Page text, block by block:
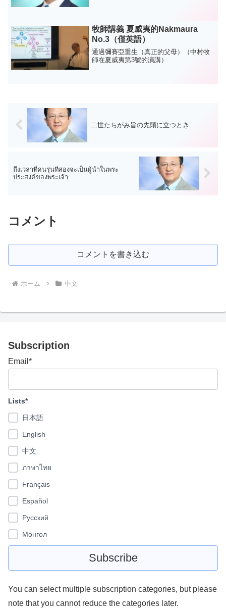
樣一個小組，長老圓...
牧師講義 夏威夷的Nakmaura
No.3（僅英語）
通過彌賽亞重生（真正的父母）（中村牧
師在夏威夷第3號的演講）
二世たちがみ旨の先頭に立つとき
ถึงเวลาที่คนรุ่นที่สองจะเป็นผู้นำในพระ
ประสงค์ของพระเจ้า
コメント
コメントを書き込む
ホーム 中文
Subscription
Email*
Lists*
日本語
English
中文
ภาษาไทย
Français
Español
Pусский
Монгол
You can select multiple subscription categories, but please
note that you cannot reduce the categories later.